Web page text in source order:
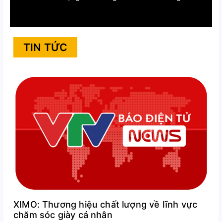
TIN TỨC
XIMO: Thương hiệu chất lượng về lĩnh vực
chăm sóc giày cá nhân